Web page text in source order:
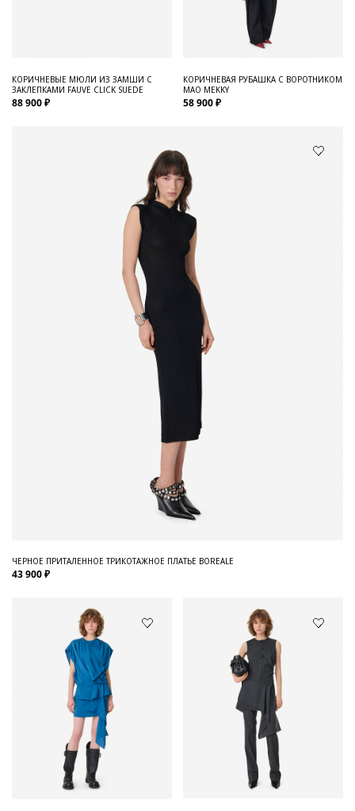
КОРИЧНЕВЫЕ МЮЛИ ИЗ ЗАМШИ С
ЗАКЛЕПКАМИ FAUVE CLICK SUEDE
88 900 ₽
КОРИЧНЕВАЯ РУБАШКА С ВОРОТНИКОМ
МАО MEKKY
58 900 ₽
ЧЕРНОЕ ПРИТАЛЕННОЕ ТРИКОТАЖНОЕ ПЛАТЬЕ BOREALE
43 900 ₽